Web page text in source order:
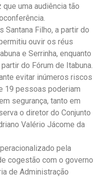
uma audiência tão
Santana Filho, a partir do
ouvir os réus
e Serrinha, enquanto
do Fórum de Itabuna.
evitar inúmeros riscos
19 pessoas poderiam
segurança, tanto em
o diretor do Conjunto
Valério Jácome da
pela
cogestão com o governo
de Administração